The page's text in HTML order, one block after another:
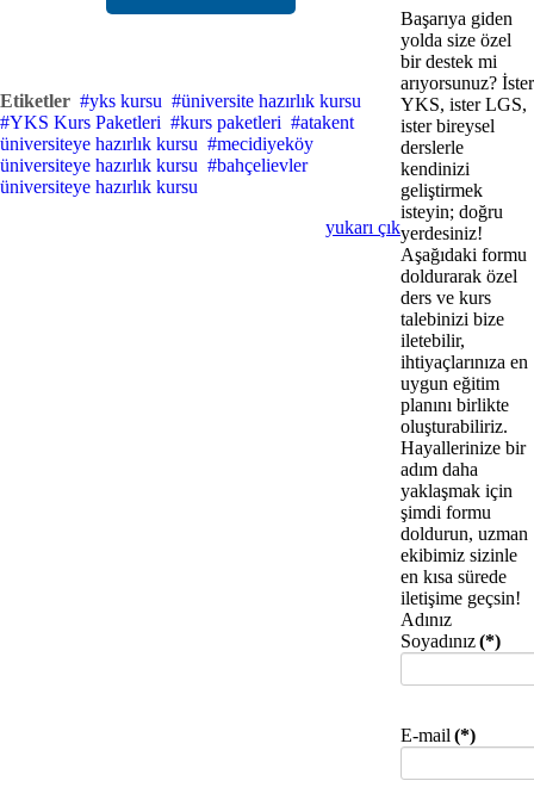
Etiketler yks kursu
üniversite hazırlık kursu
YKS Kurs Paketleri
kurs paketleri
atakent
üniversiteye hazırlık kursu
mecidiyeköy
üniversiteye hazırlık kursu
bahçelievler
üniversiteye hazırlık kursu
yukarı çık
Başarıya giden
yolda size özel
bir destek mi
arıyorsunuz? İster
YKS, ister LGS,
ister bireysel
derslerle
kendinizi
geliştirmek
isteyin; doğru
yerdesiniz!
Aşağıdaki formu
doldurarak özel
ders ve kurs
talebinizi bize
iletebilir,
ihtiyaçlarınıza en
uygun eğitim
planını birlikte
oluşturabiliriz.
Hayallerinize bir
adım daha
yaklaşmak için
şimdi formu
doldurun, uzman
ekibimiz sizinle
en kısa sürede
iletişime geçsin!
Adınız
Soyadınız(*)
E-mail (*)